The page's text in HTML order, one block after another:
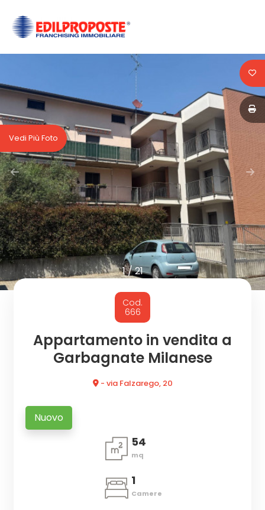
1/21
Vedi Più Foto
Cod.
666
Appartamento in vendita a
Garbagnate Milanese
- via Falzarego, 20
Nuovo
54
mq
1
Camere
HOME
SIAMO
AFFILIATI
VENDITA
AFFITTO
ACQUISIZIONE
LAVORA
Codice
Contratto
Qualsiasi
Vendita
Affitto
Scegli
dove
cercare
Comune
Tipologia